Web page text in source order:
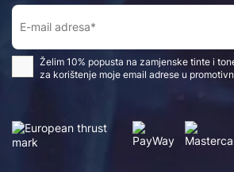
Želim 10% popusta na zamjenske tinte i
za korištenje moje email adrese u